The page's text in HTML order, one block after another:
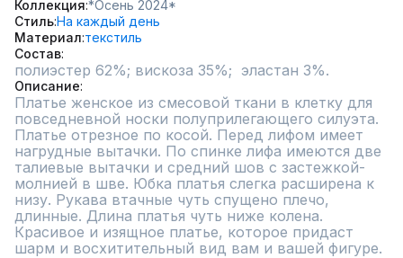
Коллекция *Осень 2024*
СтильНа каждый день
Материал текстиль
Состав
полиэстер 62%; вискоза 35%;  эластан 3%.
Описание
Платье женское из смесовой ткани в клетку для
повседневной носки полуприлегающего силуэта.
Платье отрезное по косой. Перед лифом имеет
нагрудные вытачки. По спинке лифа имеются две
талиевые вытачки и средний шов с застежкой-
молнией в шве. Юбка платья слегка расширена к
низу. Рукава втачные чуть спущено плечо,
длинные. Длина платья чуть ниже колена.
Красивое и изящное платье, которое придаст
шарм и восхитительный вид вам и вашей фигуре.